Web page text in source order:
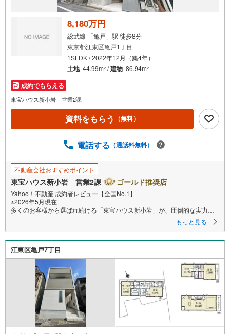
8,180万円
総武線 「亀戸」駅 徒歩8分
東京都江東区亀戸1丁目
1SLDK / 2022年12月（築4年）
土地 44.99m2 /建物 86.94m2
成約でもらえる
東宝ハウス新小岩 営業2課
資料をもらう （無料）
電話する （通話料無料）
不動産会社おすすめポイント
東宝ハウス新小岩 営業2課 ゴールド推奨店
Yahoo！不動産 成約者レビュー【全国No.1】
※2026年5月現在
多くのお客様から選ばれ続ける「東宝ハウス新小岩」が、圧倒的な実力で
■本日見学OK■
営業時間内（9:00～20:00）はお電話でのご連絡がスムーズです。ご自宅へ
の送迎・最寄駅でのお待ち合わせ等、お気軽にご相談ください。
選ばれる3つの「圧倒的メリット」
（1）【業界最低水準の提携住宅ローン】
「他社で断られた」「借入がある」方も独自審査で多数承認！優遇金利と
各種手数料0円でお得に。
（2）【未来カレンダーで資金の不安ゼロへ】
専用ソフトで将来の家計を無料シミュレーション。「月々いくらなら安心
か」をプロが明確にします。
（3）【ご購入後の生涯サポート】
もっと見る
江東区亀戸7丁目